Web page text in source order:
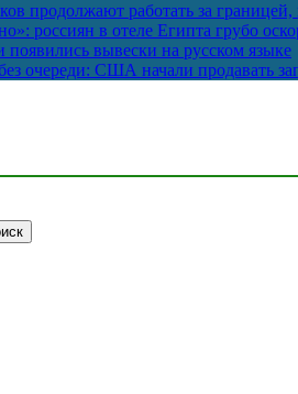
продолжают работать за
россиян в отеле Египта грубо
вывески на русском языке
очереди: США начали продавать